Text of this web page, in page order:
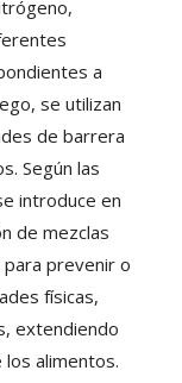
a
se utilizan
de barrera
Según las
introduce en
de mezclas
para prevenir o
físicas,
extendiendo
alimentos.